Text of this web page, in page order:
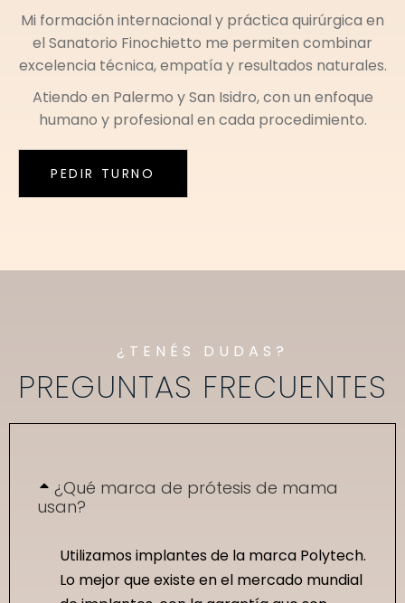
Mi formación internacional y práctica quirúrgica en
el Sanatorio Finochietto me permiten combinar
excelencia técnica, empatía y resultados naturales.
Atiendo en Palermo ySan Isidro, con un enfoque
humano y profesional en cada procedimiento.
PEDIR TURNO
¿TENÉS DUDAS?
PREGUNTAS FRECUENTES
¿Qué marca de prótesis de mama
usan?
Utilizamos implantes de la marca Polytech.
Lo mejor que existe en el mercado mundial